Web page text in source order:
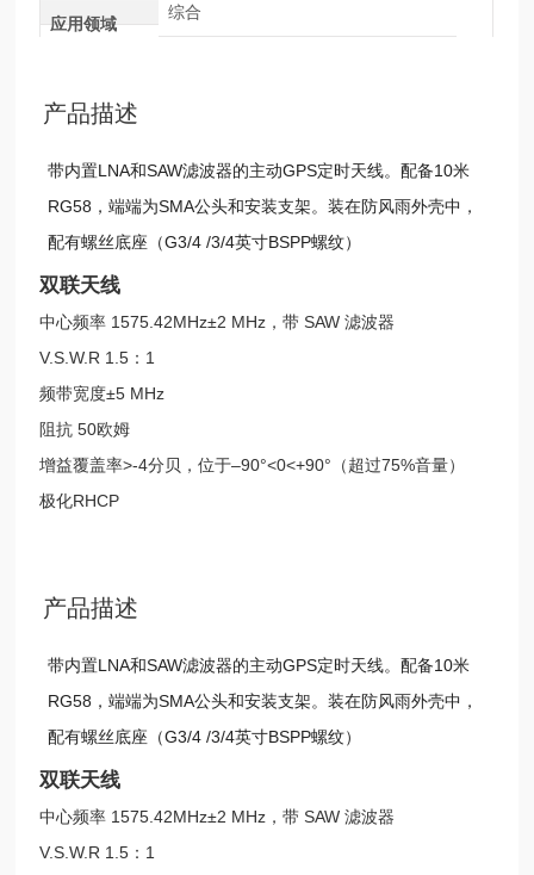
应用领域
综合
产品描述
带内置LNA和SAW滤波器的主动GPS定时天线。配备10米
RG58，端端为SMA公头和安装支架。装在防风雨外壳中，
配有螺丝底座（G3/4 /3/4英寸BSPP螺纹）
双联天线
中心频率 1575.42MHz±2 MHz，带 SAW 滤波器
V.S.W.R 1.5：1
频带宽度±5 MHz
阻抗 50欧姆
增益覆盖率>-4分贝，位于–90°<0<+90°（超过75%音量）
极化RHCP
产品描述
带内置LNA和SAW滤波器的主动GPS定时天线。配备10米
RG58，端端为SMA公头和安装支架。装在防风雨外壳中，
配有螺丝底座（G3/4 /3/4英寸BSPP螺纹）
双联天线
中心频率 1575.42MHz±2 MHz，带 SAW 滤波器
V.S.W.R 1.5：1